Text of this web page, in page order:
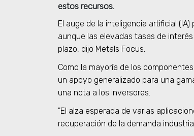
estos recursos.
El auge de la inteligencia artificial
aunque las elevadas tasas de
plazo, dijo Metals Focus.
Como la mayoría de los
un apoyo generalizado para una
una nota a los inversores.
"El alza esperada de varias
recuperación de la demanda